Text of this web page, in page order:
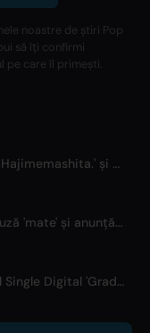
noastre de știri Pop
să îți confirmi
pe care îl primești.
=LOVE Anunță Noul Single 'Koi, Hajimemashita.' și Concerte la Tokyo Dome
AliA lansează albumul post-pauză 'mate' și anunță concert live la Tokyo
ShowMinorSavage Anunță Noul Single Digital 'Gradation'